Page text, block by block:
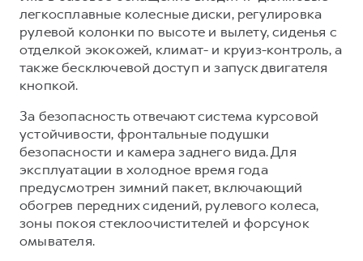
легкосплавные колесные диски, регулировка
рулевой колонки по высоте и вылету, сиденья с
отделкой экокожей, климат- и круиз-контроль, а
также бесключевой доступ и запуск двигателя
кнопкой.
За безопасность отвечают система курсовой
устойчивости, фронтальные подушки
безопасности и камера заднего вида. Для
эксплуатации в холодное время года
предусмотрен зимний пакет, включающий
обогрев передних сидений, рулевого колеса,
зоны покоя стеклоочистителей и форсунок
омывателя.